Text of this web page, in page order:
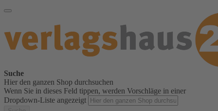
Suche
Hier den ganzen Shop durchsuchen
Wenn Sie in dieses Feld tippen, werden Vorschläge in einer
Dropdown-Liste angezeigt